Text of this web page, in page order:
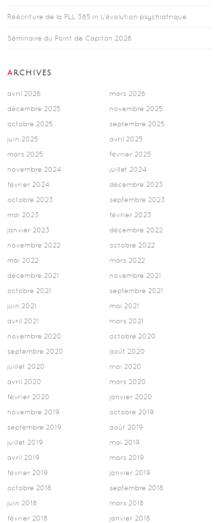
Réécriture de la PLL 385 in L’évolution psychiatrique
Séminaire du Point de Capiton 2026
ARCHIVES
avril 2026
mars 2026
décembre 2025
novembre 2025
octobre 2025
septembre 2025
juin 2025
avril 2025
mars 2025
février 2025
novembre 2024
juillet 2024
février 2024
décembre 2023
octobre 2023
septembre 2023
mai 2023
février 2023
janvier 2023
décembre 2022
novembre 2022
octobre 2022
mai 2022
mars 2022
décembre 2021
novembre 2021
octobre 2021
septembre 2021
juin 2021
mai 2021
avril 2021
mars 2021
novembre 2020
octobre 2020
septembre 2020
août 2020
juillet 2020
mai 2020
avril 2020
mars 2020
février 2020
janvier 2020
novembre 2019
octobre 2019
septembre 2019
août 2019
juillet 2019
mai 2019
avril 2019
mars 2019
février 2019
janvier 2019
octobre 2018
septembre 2018
juin 2018
mars 2018
février 2018
janvier 2018